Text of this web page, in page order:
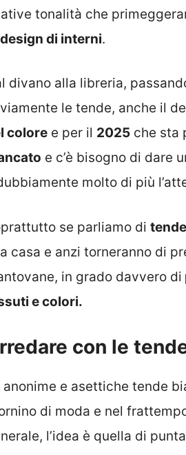
tonalità che
design di interni.
divano alla libreria,
le tende, anche il
colore e per il 2025 che sta
e c’è bisogno di dare
molto di più
se parliamo di
casa e anzi torneranno di
in grado davvero di
e colori.
con le
anonime e asettiche tende
di moda e nel
l’idea è quella di